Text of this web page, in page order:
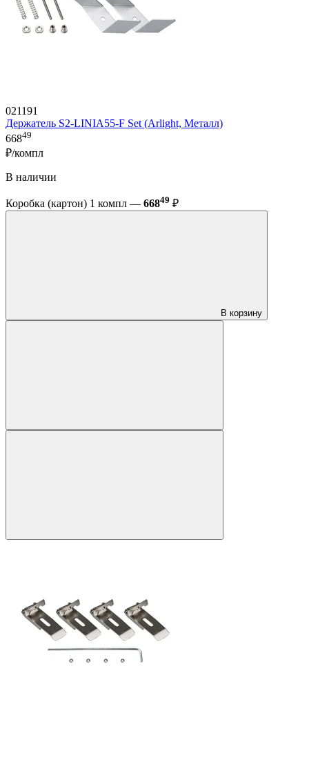
021191
Держатель S2-LINIA55-F Set (Arlight, Металл)
66849
₽/компл
В наличии
Коробка (картон) 1 компл — 66849 ₽
В корзину